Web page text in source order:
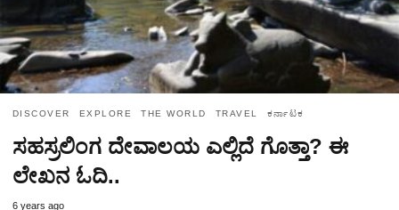
DISCOVER EXPLORE THE WORLD TRAVEL ಕರ್ನಾಟಕ
ಸಹಸ್ರಲಿಂಗ ದೇವಾಲಯ ಎಲ್ಲಿದೆ ಗೊತ್ತಾ? ಈ
ಲೇಖನ ಓದಿ..
6 years ago